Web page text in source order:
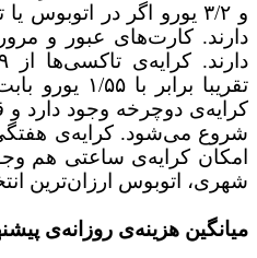
و ۳/۲ یورو اگر در اتوبوس
تقریبا
امکان کرایه‌ی ساعتی هم
شهری، اتوبوس ارزان‌ترین
میانگین هزینه‌ی روزانه‌ی پیشنهادی: ۶۰